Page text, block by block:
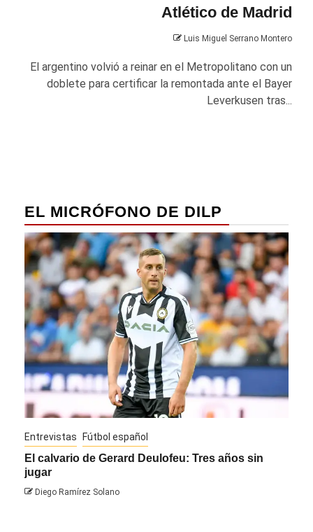
Atlético de Madrid
Luis Miguel Serrano Montero
El argentino volvió a reinar en el Metropolitano con un
doblete para certificar la remontada ante el Bayer
Leverkusen tras...
EL MICRÓFONO DE DILP
Entrevistas Fútbol español
El calvario de Gerard Deulofeu: Tres años sin
jugar
Diego Ramírez Solano